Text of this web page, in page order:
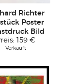
Richter
Poster
Bild
159 €
Verkauft